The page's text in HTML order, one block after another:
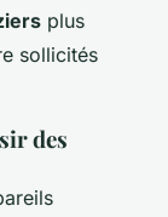
plus
sollicités
des